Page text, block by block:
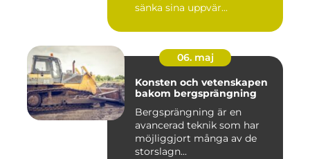
sänka sina uppvär...
06. maj
Konsten och vetenskapen
bakom bergsprängning
Bergsprängning är en
avancerad teknik som har
möjliggjort många av de
storslagn...